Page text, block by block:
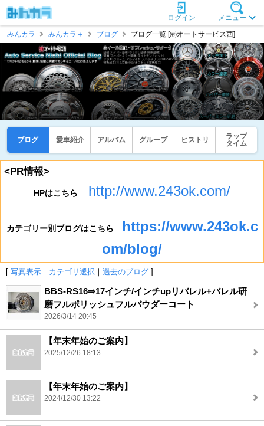
メニュー
ログイン
みんカラ
みんカラ＋ ブログ ブログ一覧 [㈲オートサービス西]
ブログ 愛車紹介 アルバム グループ ヒストリ
ラップ
タイム
<PR情報>
HPはこちら http://www.243ok.com/
カテゴリー別ブログはこちら https://www.243ok.c
om/blog/
[ 写真表示 ｜ カテゴリ選択 ｜ 過去のブログ ]
BBS-RS16⇒17インチ/インチupリバレル+バレル研
磨フルポリッシュフルパウダーコート
2026/3/14 20:45
【年末年始のご案内】
2025/12/26 18:13
【年末年始のご案内】
2024/12/30 13:22